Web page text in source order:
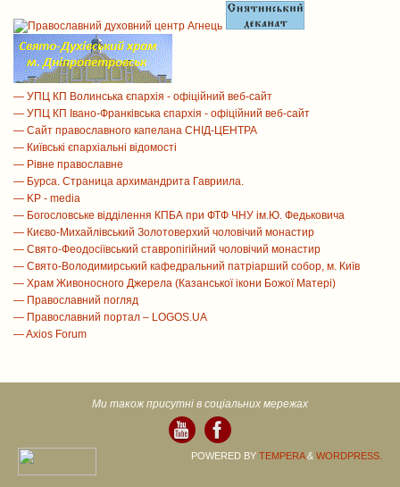
— УПЦ КП Волинська єпархія - офіційний веб-сайт
— УПЦ КП Івано-Франківська єпархія - офіційний веб-сайт
— Сайт православного капелана СНІД-ЦЕНТРА
— Київські єпархіальні відомості
— Рівне православне
— Бурса. Страница архимандрита Гавриила.
— KP - media
— Богословське відділення КПБА при ФТФ ЧНУ ім.Ю. Федьковича
— Києво-Михайлівський Золотоверхий чоловічий монастир
— Свято-Феодосіївський ставропігійний чоловічий монастир
— Свято-Володимирський кафедральний патріарший собор, м. Київ
— Храм Живоносного Джерела (Казанської ікони Божої Матері)
— Православний погляд
— Православний портал – LOGOS.UA
— Axios Forum
Ми також присутні в соціальних мережах
POWERED BY TEMPERA& WORDPRESS.